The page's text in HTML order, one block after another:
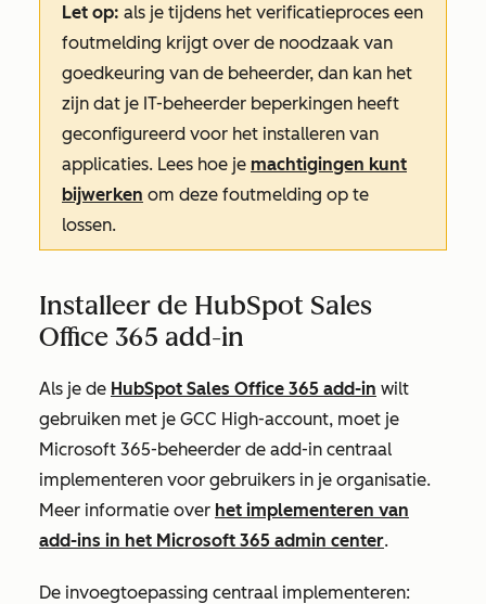
Let op: als je tijdens het verificatieproces een
foutmelding krijgt over de noodzaak van
goedkeuring van de beheerder, dan kan het
zijn dat je IT-beheerder beperkingen heeft
geconfigureerd voor het installeren van
applicaties. Lees hoe je machtigingen kunt
bijwerken om deze foutmelding op te
lossen.
Installeer de HubSpot Sales
Office 365 add-in
Als je de HubSpot Sales Office 365 add-in wilt
gebruiken met je GCC High-account, moet je
Microsoft 365-beheerder de add-in centraal
implementeren voor gebruikers in je organisatie.
Meer informatie over het implementeren van
add-ins in het Microsoft 365 admin center.
De invoegtoepassing centraal implementeren: